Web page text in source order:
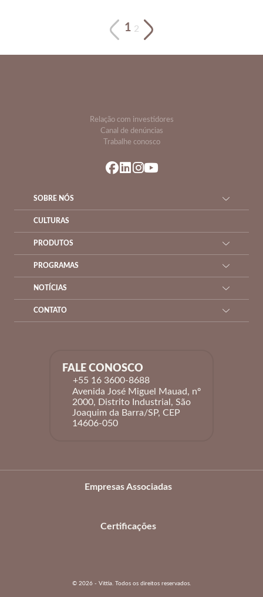
1 2
Relação com investidores
Canal de denúncias
Trabalhe conosco
SOBRE NÓS
CULTURAS
PRODUTOS
PROGRAMAS
NOTÍCIAS
CONTATO
FALE CONOSCO
+55 16 3600-8688
Avenida José Miguel Mauad, nº
2000, Distrito Industrial, São
Joaquim da Barra/SP, CEP
14606-050
Empresas Associadas
Certificações
© 2026 - Vittia. Todos os direitos reservados.